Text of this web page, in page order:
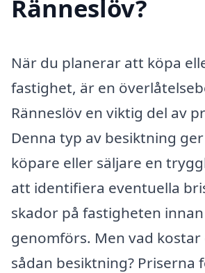
Ränneslöv?
När du planerar att köpa
fastighet, är en
Ränneslöv en viktig del av
Denna typ av besiktning
köpare eller säljare en
att identifiera eventuella
skador på fastigheten
genomförs. Men vad
sådan besiktning? Priserna